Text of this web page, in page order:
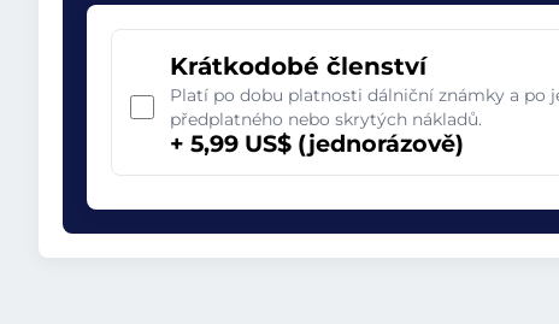
Krátkodobé členství
Platí po dobu platnosti dálniční známky a po
předplatného nebo skrytých nákladů.
+ 5,99 US$ (jednorázově)